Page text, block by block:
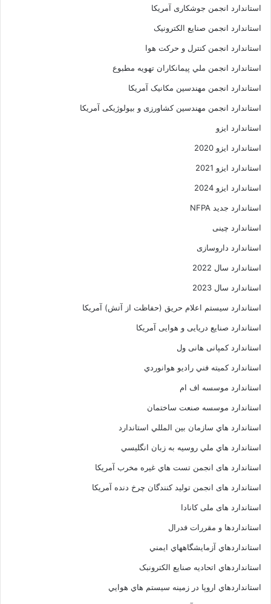
استاندارد انجمن جوشکاری آمریکا
استاندارد انجمن صنايع الکترونيک
استاندارد انجمن کنترل و حرکت هوا
استاندارد انجمن ملي پيمانکاران تهويه مطبوع
استاندارد انجمن مهندسين مکانيک آمريکا
استاندارد انجمن مهندسین کشاورزی و بیولوژیکی آمریکا
استاندارد ایزو
استاندارد ایزو 2020
استاندارد ایزو 2021
استاندارد ایزو 2024
استاندارد جدید NFPA
استاندارد چینی
استاندارد داروسازی
استاندارد سال 2022
استاندارد سال 2023
استاندارد سیستم اعلام حریق (حفاظت از آتش) آمریکا
استاندارد صنایع دریایی و هوایی آمریکا
استاندارد کمپانی هانی ول
استاندارد کميته فني راديو هوانوردي
استاندارد موسسه اف ام
استاندارد موسسه صنعت ساختمان
استاندارد هاي سازمان بين المللي استاندارد
استاندارد هاي ملي روسيه به زبان انگليسي
استاندارد های انجمن تست هاي غيره مخرب آمريکا
استاندارد های انجمن توليد کنندگان چرخ دنده آمريکا
استاندارد های ملی کانادا
استانداردها و مقررات فدرال
استانداردهاي آزمايشگاههاي ايمني
استانداردهاي اتحاديه صنايع الکترونبک
استانداردهاي اروپا در زمينه سيستم هاي هوايي